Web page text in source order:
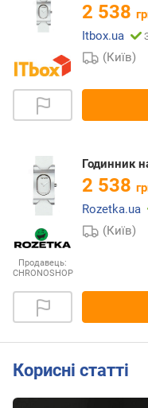
2 538
Itbox.ua
(Київ)
Продавець:
CHRONOSHOP
Годинник
2 538
Rozetka.ua
(Київ)
Корисні статті